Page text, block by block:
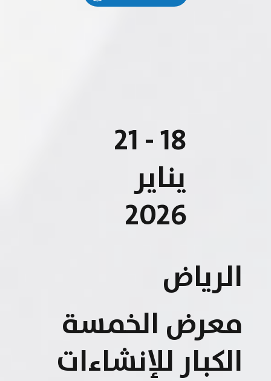
18 - 21
يناير
2026
الرياض
معرض الخمسة
الكبار للإنشاءات